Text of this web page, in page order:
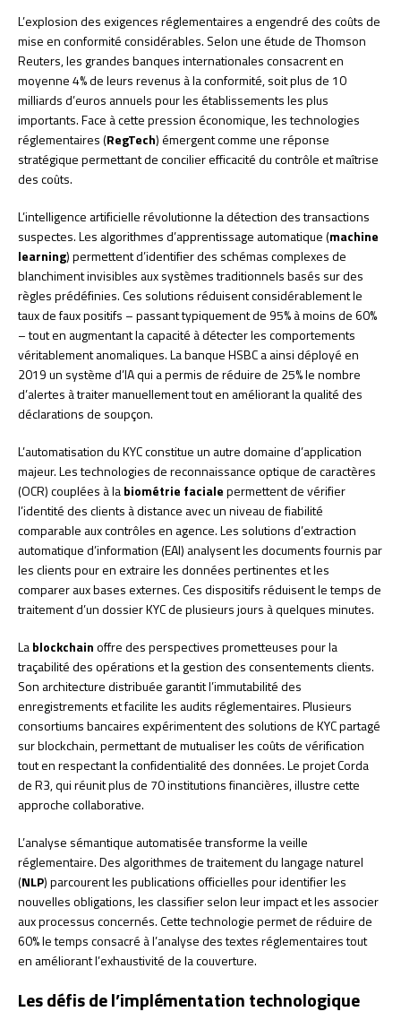
L’explosion des exigences réglementaires a engendré des coûts de
mise en conformité considérables. Selon une étude de Thomson
Reuters, les grandes banques internationales consacrent en
moyenne 4% de leurs revenus à la conformité, soit plus de 10
milliards d’euros annuels pour les établissements les plus
importants. Face à cette pression économique, les technologies
réglementaires (RegTech) émergent comme une réponse
stratégique permettant de concilier efficacité du contrôle et maîtrise
des coûts.
L’intelligence artificielle révolutionne la détection des transactions
suspectes. Les algorithmes d’apprentissage automatique (machine
learning) permettent d’identifier des schémas complexes de
blanchiment invisibles aux systèmes traditionnels basés sur des
règles prédéfinies. Ces solutions réduisent considérablement le
taux de faux positifs – passant typiquement de 95% à moins de 60%
– tout en augmentant la capacité à détecter les comportements
véritablement anomaliques. La banque HSBC a ainsi déployé en
2019 un système d’IA qui a permis de réduire de 25% le nombre
d’alertes à traiter manuellement tout en améliorant la qualité des
déclarations de soupçon.
L’automatisation du KYC constitue un autre domaine d’application
majeur. Les technologies de reconnaissance optique de caractères
(OCR) couplées à labiométrie facialepermettent de vérifier
l’identité des clients à distance avec un niveau de fiabilité
comparable aux contrôles en agence. Les solutions d’extraction
automatique d’information (EAI) analysent les documents fournis par
les clients pour en extraire les données pertinentes et les
comparer aux bases externes. Ces dispositifs réduisent le temps de
traitement d’un dossier KYC de plusieurs jours à quelques minutes.
Lablockchainoffre des perspectives prometteuses pour la
traçabilité des opérations et la gestion des consentements clients.
Son architecture distribuée garantit l’immutabilité des
enregistrements et facilite les audits réglementaires. Plusieurs
consortiums bancaires expérimentent des solutions de KYC partagé
sur blockchain, permettant de mutualiser les coûts de vérification
tout en respectant la confidentialité des données. Le projet Corda
de R3, qui réunit plus de 70 institutions financières, illustre cette
approche collaborative.
L’analyse sémantique automatisée transforme la veille
réglementaire. Des algorithmes de traitement du langage naturel
(NLP) parcourent les publications officielles pour identifier les
nouvelles obligations, les classifier selon leur impact et les associer
aux processus concernés. Cette technologie permet de réduire de
60% le temps consacré à l’analyse des textes réglementaires tout
en améliorant l’exhaustivité de la couverture.
Les défis de l’implémentation technologique